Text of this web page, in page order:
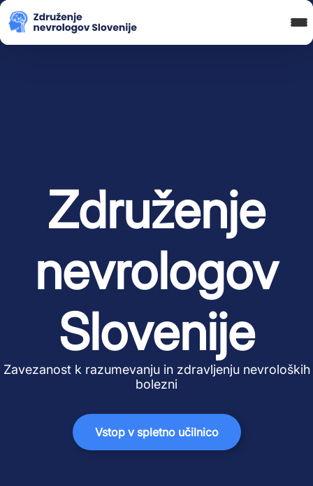
Blog in novice
Koledar Dogodkov
Združenje
nevrologov
Slovenije
Zavezanost k razumevanju in zdravljenju nevroloških
bolezni
Vstop v spletno učilnico